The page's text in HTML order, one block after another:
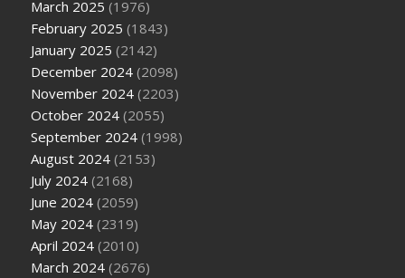
March 2025 (1976)
February 2025 (1843)
January 2025 (2142)
December 2024 (2098)
November 2024 (2203)
October 2024 (2055)
September 2024 (1998)
August 2024 (2153)
July 2024 (2168)
June 2024 (2059)
May 2024 (2319)
April 2024 (2010)
March 2024 (2676)